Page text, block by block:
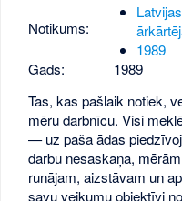
Notikums:
1989
Gads:
1989
Tas, kas pašlaik notiek,
mēru darbnīcu. Visi
— uz paša ādas
darbu nesaskaņa,
runājam, aizstāvam un
savu veikumu objektīvi